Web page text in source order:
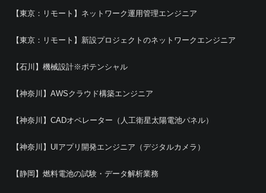
【東京：リモート】ネットワーク運用管理エンジニア
【東京：リモート】新設プロジェクトのネットワークエンジニア
【石川】機械設計※ポテンシャル
【神奈川】AWSクラウド構築エンジニア
【神奈川】CADオペレーター（人工衛星太陽電池パネル）
【神奈川】UIアプリ開発エンジニア（デジタルカメラ）
【静岡】燃料電池の試験・データ解析業務